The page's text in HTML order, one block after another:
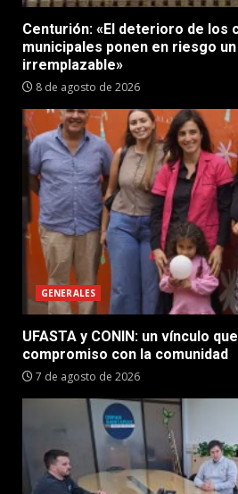
Centurión: «El deterioro de los
municipales ponen en riesgo
irremplazable»
8 de agosto de 2026
GENERALES
UFASTA y CONIN: un vínculo
compromiso con la comunidad
7 de agosto de 2026